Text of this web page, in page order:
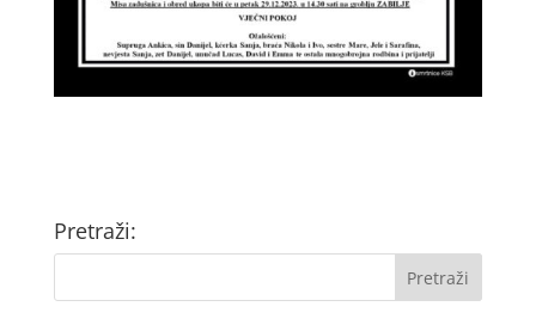
Pretraži: